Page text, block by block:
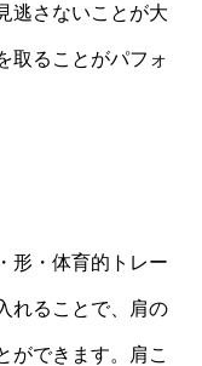
逃さないことが大
取ることがパフォ
形・体育的トレー
れることで、肩の
ができます。肩こ